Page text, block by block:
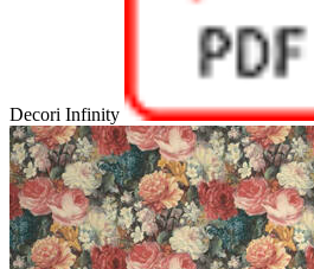
Decori Infinity